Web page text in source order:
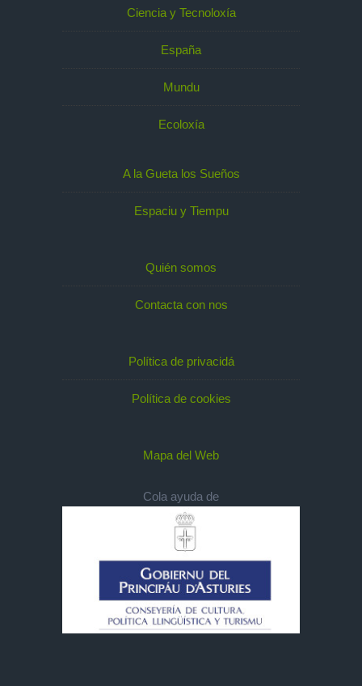
Ciencia y Tecnoloxía
España
Mundu
Ecoloxía
A la Gueta los Sueños
Espaciu y Tiempu
Quién somos
Contacta con nos
Política de privacidá
Política de cookies
Mapa del Web
Cola ayuda de